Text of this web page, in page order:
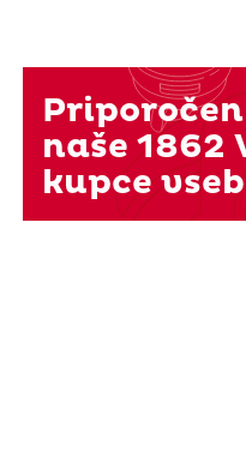
naše 1862
kupce